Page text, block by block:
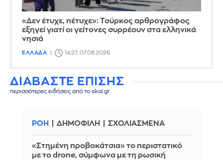
«Δεν έτυχε, πέτυχε»: Τούρκος αρθρογράφος
εξηγεί γιατί οι γείτονες συρρέουν στα ελληνικά
νησιά
ΕΛΛΑΔΑ 14:27, 07.08.2026
ΔΙΑΒΑΣΤΕ ΕΠΙΣΗΣ
περισσότερες ειδήσεις από το skai.gr
ΡΟΗ ΔΗΜΟΦΙΛΗ ΣΧΟΛΙΑΣΜΕΝΑ
«Στημένη προβοκάτσια» το περιστατικό
με το drone, σύμφωνα με τη ρωσική